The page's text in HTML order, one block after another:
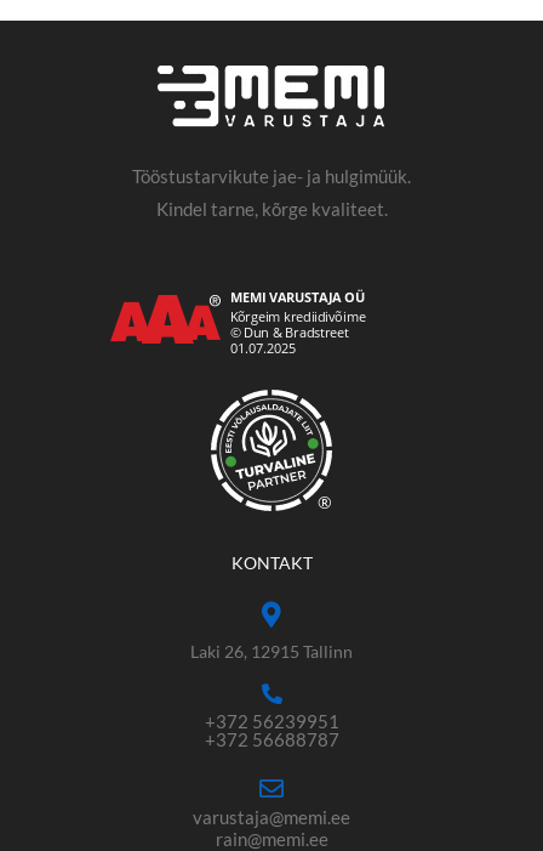
Tööstustarvikute jae- ja hulgimüük.
Kindel tarne, kõrge kvaliteet.
®
KONTAKT
Laki 26, 12915 Tallinn
+372 56239951
+372 56688787
varustaja@memi.ee
rain@memi.ee